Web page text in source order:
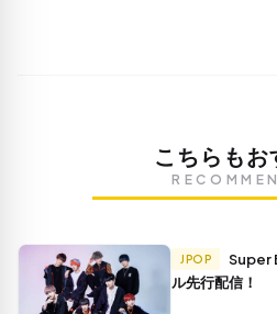
こちらもお
JPOP
ル先行配信！